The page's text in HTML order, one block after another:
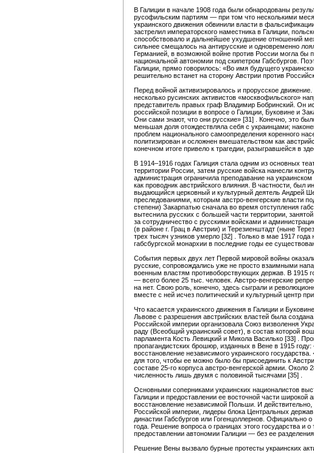
В Галиции в начале 1908 года были обнародованы
русофильским партиям — при том что несколькими
украинского движения обвинили власти в
застрелил императорского наместника в Галиции,
способствовало и дальнейшее ухудшение отношений
сильнее смещалось на антирусские и одновременно
Германией, в возможной войне против России могла бы
национальной автономии под скипетром Габсбургов.
Галиции, прямо говорилось: «Во имя будущего
решительно встанет на сторону Австрии против
Перед войной активизировалось и прорусское
несколько русинских активистов «москвофильского»
представитель правых граф Владимир Бобринский. Он
российской позиции в вопросе о Галиции, Буковине и
Они сами знают, что они русские» [31] . Конечно, это
меньшая доля отождествляла себя с украинцами;
проблем национального самоопределения коренного
политизирован и осложнен вмешательством как
конечном итоге привело к трагедии, разыгравшейся в
В 1914–1916 годах Галиция стала одним из основных
территории России, затем русские войска нанесли
администрация ограничила преподавание на
как проводник австрийского влияния. В частности, был
выдающийся церковный и культурный деятель Андрей
преследованиями, которым австро-венгерские власти
степени) Закарпатью сначала во время отступления
вытеснила русских с большей части территории,
за сотрудничество с русскими войсками и
(в районе г. Грац в Австрии) и Терезиенштадт (ныне
трех тысяч узников умерло [32] . Только в мае 1917
габсбургской монархии в последние годы ее
События первых двух лет Первой мировой войны
русские, сопровождались уже не просто взаимными
военным властям противоборствующих держав. В 1915
— всего более 25 тыс. человек. Австро-венгерские
на нет. Свою роль, конечно, здесь сыграли и
вместе с ней исчез политический и культурный центр
Что касается украинского движения в Галиции и
Львове с разрешения австрийских властей была
Российской империи организовала Союз визволення
раду (Всеобщий украинский совет), в состав которой
парламента Кость Левицкий и Микола Василько [33] .
пропагандистских брошюр, изданных в Вене в 1915
восстановление независимого украинского
для того, чтобы ее можно было бы присоединить к
составе 25-го корпуса австро-венгерской армии. Около
численность лишь двумя с половиной тысячами [35] .
Основными соперниками украинских националистов
Галиции и предоставлении ее восточной части
восстановление независимой Польши. И
Российской империи, лидеры блока Центральных
династии Габсбургов или Гогенцоллернов.
года. Решение вопроса о границах этого государства и
предоставлении автономии Галиции — без ее
Решение Вены вызвало бурные протесты украинских